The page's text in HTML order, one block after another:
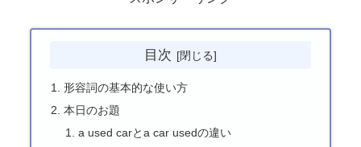
目次
形容詞の基本的な使い方
本日のお題
a used carとa car usedの違い